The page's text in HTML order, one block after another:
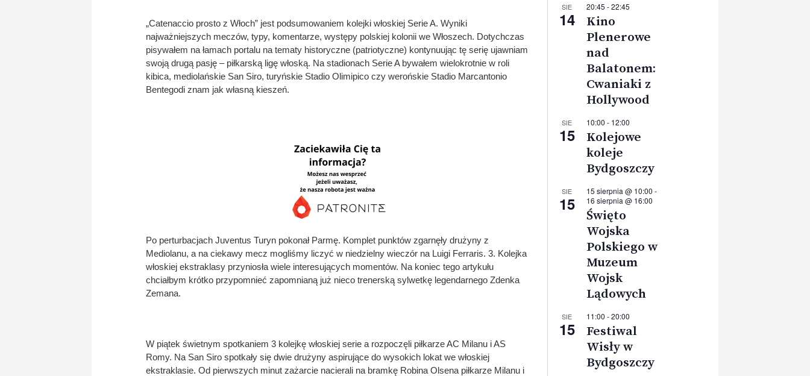
„Catenaccio prosto z Włoch” jest podsumowaniem kolejki włoskiej Serie A. Wyniki
najważniejszych meczów, typy, komentarze, występy polskiej kolonii we Włoszech. Dotychczas
pisywałem na łamach portalu na tematy historyczne (patriotyczne) kontynuując tę serię ujawniam
swoją drugą pasję – piłkarską ligę włoską. Na stadionach Serie A bywałem wielokrotnie w roli
kibica, mediolańskie San Siro, turyńskie Stadio Olimipico czy werońskie Stadio Marcantonio
Bentegodi znam jak własną kieszeń.
Po perturbacjach Juventus Turyn pokonał Parmę. Komplet punktów zgarnęły drużyny z
Mediolanu, a na ciekawy mecz mogliśmy liczyć w niedzielny wieczór na Luigi Ferraris. 3. Kolejka
włoskiej ekstraklasy przyniosła wiele interesujących momentów. Na koniec tego artykułu
chciałbym krótko przypomnieć zapomnianą już nieco trenerską sylwetkę legendarnego Zdenka
Zemana.
W piątek świetnym spotkaniem 3 kolejkę włoskiej serie a rozpoczęli piłkarze AC Milanu i AS
Romy. Na San Siro spotkały się dwie drużyny aspirujące do wysokich lokat we włoskiej
ekstraklasie. Od pierwszych minut zażarcie nacierali na bramkę Robina Olsena piłkarze Milanu i
SIE
14
20:45 -22:45
Kino
Plenerowe
nad
Balatonem:
Cwaniaki z
Hollywood
SIE
15
10:00 - 12:00
Kolejowe
koleje
Bydgoszczy
SIE
15
15 sierpnia @ 10:00 -
16 sierpnia @ 16:00
Święto
Wojska
Polskiego w
Muzeum
Wojsk
Lądowych
SIE
15
11:00 -20:00
Festiwal
Wisły w
Bydgoszczy